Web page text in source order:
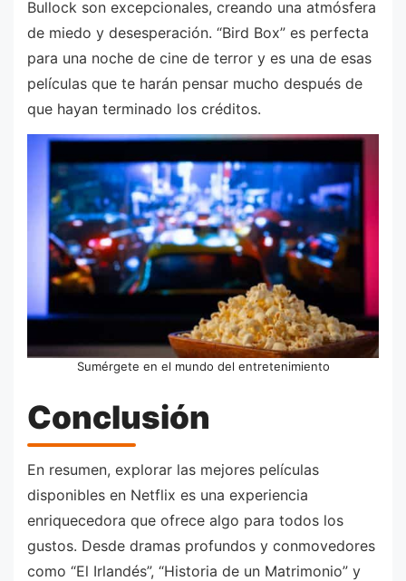
Bullock son excepcionales, creando una atmósfera
de miedo y desesperación. “Bird Box” es perfecta
para una noche de cine de terror y es una de esas
películas que te harán pensar mucho después de
que hayan terminado los créditos.
Sumérgete en el mundo del entretenimiento
Conclusión
En resumen, explorar las mejores películas
disponibles en Netflix es una experiencia
enriquecedora que ofrece algo para todos los
gustos. Desde dramas profundos y conmovedores
como “El Irlandés”, “Historia de un Matrimonio” y